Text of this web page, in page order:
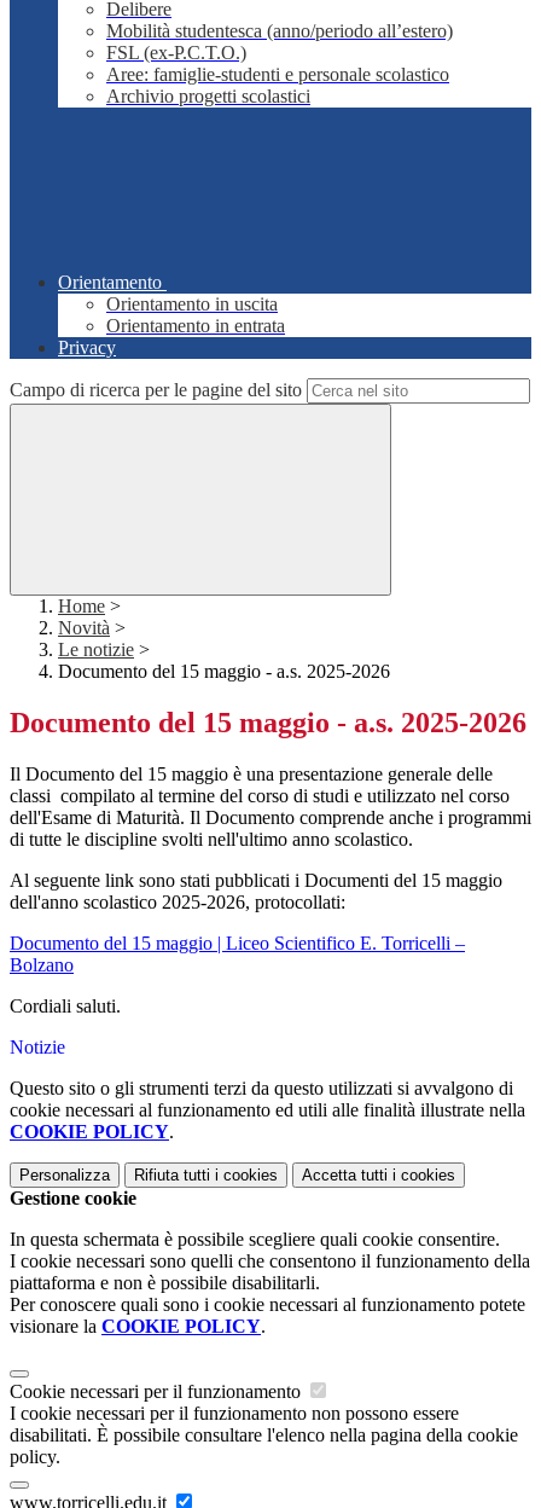
Delibere
Mobilità studentesca (anno/periodo all’estero)
FSL (ex-P.C.T.O.)
Aree: famiglie-studenti e personale scolastico
Archivio progetti scolastici
Orientamento
Orientamento in uscita
Orientamento in entrata
Privacy
Campo di ricerca per le pagine del sito
Home >
Novità >
Le notizie >
Documento del 15 maggio - a.s. 2025-2026
Documento del 15 maggio - a.s. 2025-2026
Il Documento del 15 maggio è una presentazione generale delle
classi compilato al termine del corso di studi e utilizzato nel corso
dell'Esame di Maturità. Il Documento comprende anche i programmi
di tutte le discipline svolti nell'ultimo anno scolastico.
Al seguente link sono stati pubblicati i Documenti del 15 maggio
dell'anno scolastico 2025-2026, protocollati:
Documento del 15 maggio | Liceo Scientifico E. Torricelli –
Bolzano
Cordiali saluti.
Notizie
Questo sito o gli strumenti terzi da questo utilizzati si avvalgono di
cookie necessari al funzionamento ed utili alle finalità illustrate nella
COOKIE POLICY.
Personalizza Rifiuta tutti i cookies Accetta tutti i cookies
Gestione cookie
In questa schermata è possibile scegliere quali cookie consentire.
I cookie necessari sono quelli che consentono il funzionamento della
piattaforma e non è possibile disabilitarli.
Per conoscere quali sono i cookie necessari al funzionamento potete
visionare la COOKIE POLICY.
Cookie necessari per il funzionamento
I cookie necessari per il funzionamento non possono essere
disabilitati. È possibile consultare l'elenco nella pagina della cookie
policy.
www.torricelli.edu.it